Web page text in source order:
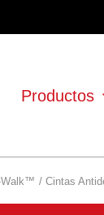
Productos
Walk™ Cintas